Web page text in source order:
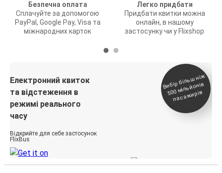
Безпечна оплата
Сплачуйте за допомогою
PayPal, Google Pay, Visa та
міжнародних карток
Легко придбати
Придбати квитки можна
онлайн, в нашому
застосунку чи у Flixshop
Електронний квиток
та відстеження в
режимі реального
часу
Відкрийте для себе застосунок
FlixBus
Вибір біль
ш ні
ж
500
мільйонів
паса
жирів